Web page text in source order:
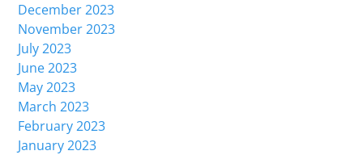
December 2023
November 2023
July 2023
June 2023
May 2023
March 2023
February 2023
January 2023